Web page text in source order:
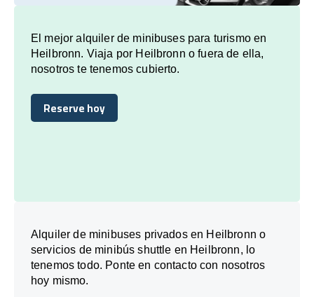
El mejor alquiler de minibuses para turismo en
Heilbronn. Viaja por Heilbronn o fuera de ella,
nosotros te tenemos cubierto.
Reserve hoy
Reserve hoy
Alquiler de minibuses privados en Heilbronn o
servicios de minibús shuttle en Heilbronn, lo
tenemos todo. Ponte en contacto con nosotros
hoy mismo.